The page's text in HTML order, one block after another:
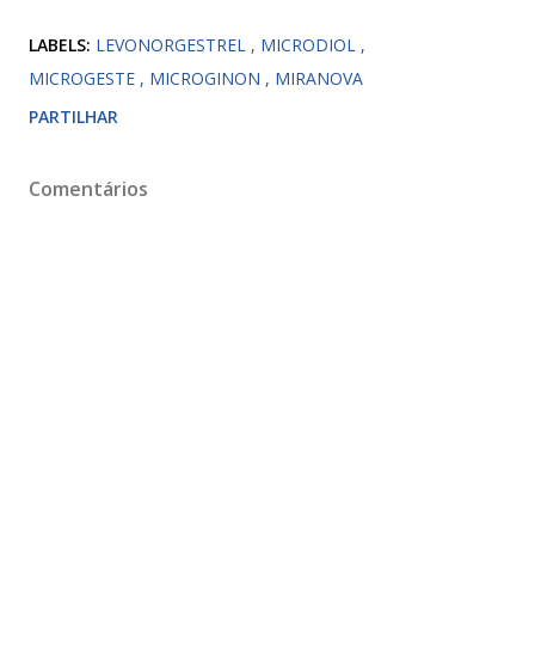
LABELS: LEVONORGESTREL
MICRODIOL
MICROGESTE
MICROGINON
MIRANOVA
PARTILHAR
Comentários